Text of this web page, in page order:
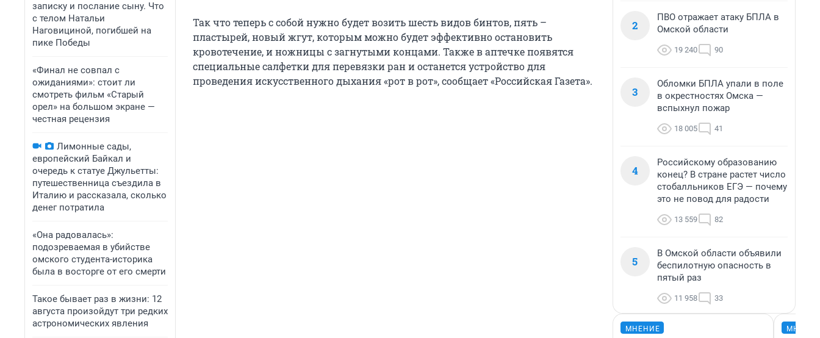
записку и послание сыну. Что
с телом Натальи
Наговициной, погибшей на
пике Победы
«Финал не совпал с
ожиданиями»: стоит ли
смотреть фильм «Старый
орел» на большом экране —
честная рецензия
Лимонные сады,
европейский Байкал и
очередь к статуе Джульетты:
путешественница съездила в
Италию и рассказала, сколько
денег потратила
«Она радовалась»:
подозреваемая в убийстве
омского студента-историка
была в восторге от его смерти
Такое бывает раз в жизни: 12
августа произойдут три редких
астрономических явления
Так что теперь с собой нужно будет возить шесть видов бинтов, пять –
пластырей, новый жгут, которым можно будет эффективно остановить
кровотечение, и ножницы с загнутыми концами. Также в аптечке появятся
специальные салфетки для перевязки ран и останется устройство для
проведения искусственного дыхания «рот в рот», сообщает «Российская Газета».
2
ПВО отражает атаку БПЛА в
Омской области
19 240 90
3
Обломки БПЛА упали в поле
в окрестностях Омска —
вспыхнул пожар
18 005 41
4
Российскому образованию
конец? В стране растет число
стобалльников ЕГЭ — почему
это не повод для радости
13 559 82
5
В Омской области объявили
беспилотную опасность в
пятый раз
11 958 33
МНЕНИЕ